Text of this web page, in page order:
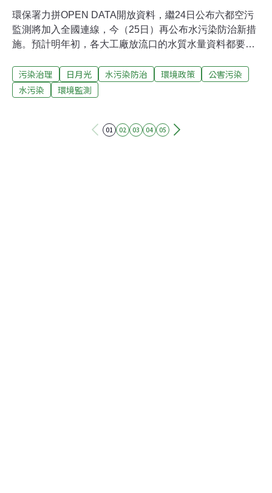
環保署力拼OPEN DATA開放資料，繼24日公布六都空污
監測將加入全國連線，今（25日）再公布水污染防治新措
施。預計明年初，各大工廠放流口的水質水量資料都要連
民眾只要上網就看得到。環保署24日公布「水污染防治措
施及檢測申報管理辦法」，將放流水自動監測的工廠從80
市政府的水質監測數據也要公開到環保署網站，每小時更
污染治理 日月光 水污染防治 環境政策
公害污染
水污染
環境監測
01 02 03 04 05